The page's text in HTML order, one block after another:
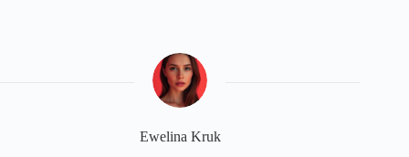
Ewelina Kruk